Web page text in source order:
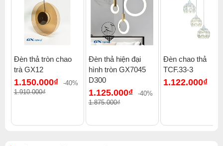
Đèn thả tròn chao
trà GX12
1.150.000₫
-40%
1.910.000₫
Đèn thả hiện đại
hình tròn GX7045
D300
1.125.000₫
-40%
1.875.000₫
Đèn chao thả
TCF.33-3
1.122.000₫